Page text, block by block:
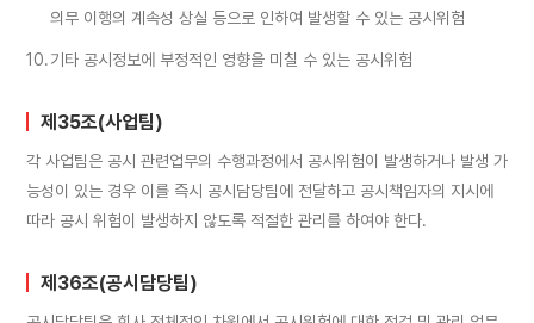
의무 이행의 계속성 상실 등으로 인하여 발생할 수 있는 공시위험
10.기타 공시정보에 부정적인 영향을 미칠 수 있는 공시위험
제35조(사업팀)
각 사업팀은 공시 관련업무의 수행과정에서 공시위험이 발생하거나 발생 가
능성이 있는 경우 이를 즉시 공시담당팀에 전달하고 공시책임자의 지시에
따라 공시 위험이 발생하지 않도록 적절한 관리를 하여야 한다.
제36조(공시담당팀)